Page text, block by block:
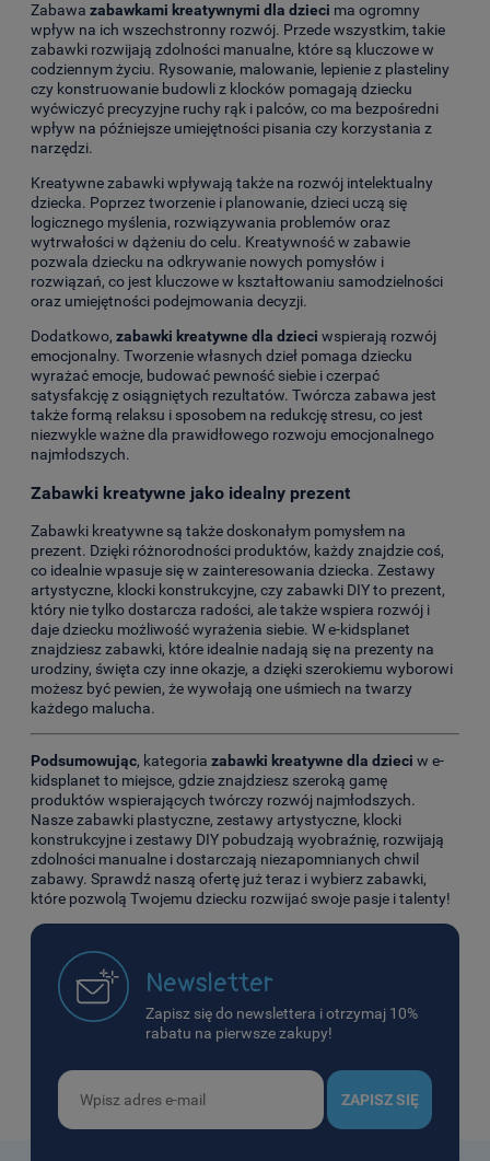
Zabawa zabawkami kreatywnymi dla dzieci ma ogromny
wpływ na ich wszechstronny rozwój. Przede wszystkim, takie
zabawki rozwijają zdolności manualne, które są kluczowe w
codziennym życiu. Rysowanie, malowanie, lepienie z plasteliny
czy konstruowanie budowli z klocków pomagają dziecku
wyćwiczyć precyzyjne ruchy rąk i palców, co ma bezpośredni
wpływ na późniejsze umiejętności pisania czy korzystania z
narzędzi.
Kreatywne zabawki wpływają także na rozwój intelektualny
dziecka. Poprzez tworzenie i planowanie, dzieci uczą się
logicznego myślenia, rozwiązywania problemów oraz
wytrwałości w dążeniu do celu. Kreatywność w zabawie
pozwala dziecku na odkrywanie nowych pomysłów i
rozwiązań, co jest kluczowe w kształtowaniu samodzielności
oraz umiejętności podejmowania decyzji.
Dodatkowo, zabawki kreatywne dla dzieci wspierają rozwój
emocjonalny. Tworzenie własnych dzieł pomaga dziecku
wyrażać emocje, budować pewność siebie i czerpać
satysfakcję z osiągniętych rezultatów. Twórcza zabawa jest
także formą relaksu i sposobem na redukcję stresu, co jest
niezwykle ważne dla prawidłowego rozwoju emocjonalnego
najmłodszych.
Zabawki kreatywne jako idealny prezent
Zabawki kreatywne są także doskonałym pomysłem na
prezent. Dzięki różnorodności produktów, każdy znajdzie coś,
co idealnie wpasuje się w zainteresowania dziecka. Zestawy
artystyczne, klocki konstrukcyjne, czy zabawki DIY to prezent,
który nie tylko dostarcza radości, ale także wspiera rozwój i
daje dziecku możliwość wyrażenia siebie. W e-kidsplanet
znajdziesz zabawki, które idealnie nadają się na prezenty na
urodziny, święta czy inne okazje, a dzięki szerokiemu wyborowi
możesz być pewien, że wywołają one uśmiech na twarzy
każdego malucha.
Podsumowując, kategoria zabawki kreatywne dla dzieci w e-
kidsplanet to miejsce, gdzie znajdziesz szeroką gamę
produktów wspierających twórczy rozwój najmłodszych.
Nasze zabawki plastyczne, zestawy artystyczne, klocki
konstrukcyjne i zestawy DIY pobudzają wyobraźnię, rozwijają
zdolności manualne i dostarczają niezapomnianych chwil
zabawy. Sprawdź naszą ofertę już teraz i wybierz zabawki,
które pozwolą Twojemu dziecku rozwijać swoje pasje i talenty!
Newsletter
Zapisz się do newslettera i otrzymaj 10%
rabatu na pierwsze zakupy!
ZAPISZ SIĘ